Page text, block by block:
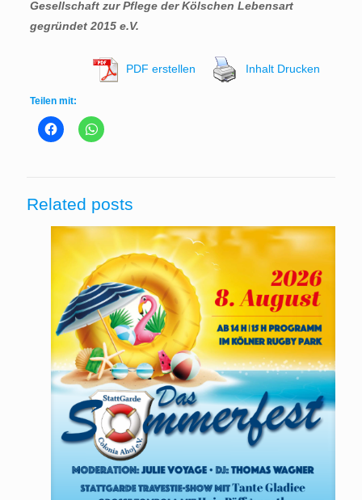
Gesellschaft zur Pflege der Kölschen Lebensart
gegründet 2015 e.V.
PDF erstellen Inhalt Drucken
Teilen mit:
Related posts